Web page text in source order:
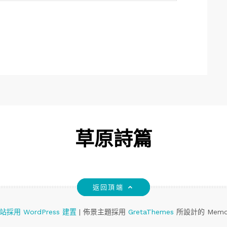
草原詩篇
返回頂端
採用 WordPress 建置 | 佈景主題採用 GretaThemes 所設計的